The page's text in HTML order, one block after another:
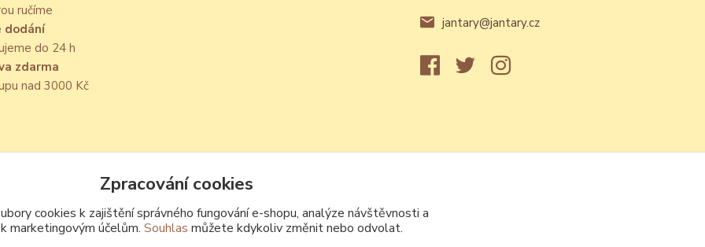
ručíme
dodání
do 24 h
zdarma
nad 3000 Kč
jantary@jantary.cz
Upravit sběr cookies.
Zpracování cookies
cookies k zajištění správného fungování e-shopu, analýze návštěvnosti a
marketingovým účelům. Souhlas můžete kdykoliv změnit nebo odvolat.